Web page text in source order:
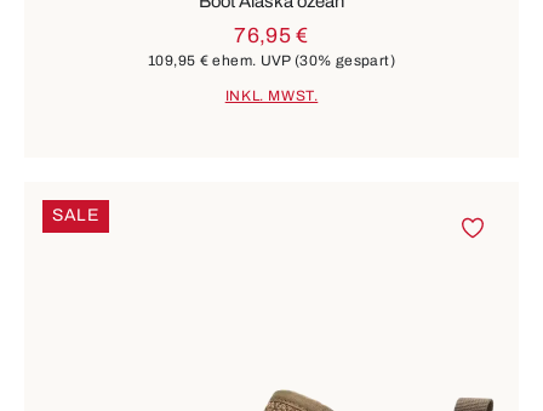
76,95 €
109,95 € ehem. UVP(30% gespart)
INKL. MWST.
SALE